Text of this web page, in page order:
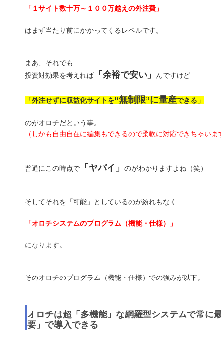
「１サイト数十万～１００万越えの外注費」
はまず当たり前にかかってくるレベルです。
まあ、それでも
投資対効果を考えれば
「余裕で安い」 んですけど
「外注せずに収益化サイトを“無制限”に量産できる」
のがオロチだという事。
（しかも自由自在に編集もできるので柔軟に対応できちゃいま
普通にこの時点で 「ヤバイ」 のがわかりますよね（笑）
そしてそれを「可能」としているのが紛れもなく
「オロチシステムのプログラム（機能・仕様）」
になります。
そのオロチのプログラム（機能・仕様）での強みが以下。
オロチは超「多機能」な網羅型システムで常に
要」で導入できる